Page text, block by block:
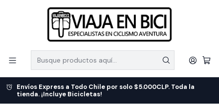
Envíos Express a Todo Chile por solo $5.000CLP. Toda la
tienda. ¡Incluye Bicicletas!